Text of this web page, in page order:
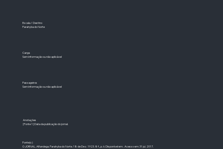
Escala / Destino
Parahyba do Norte
Carga
Sem informação ou não aplicável
Passageiros
Sem informação ou não aplicável
Anotações
[Fonte 1] Data da publicação do jornal.
Fonte(s)
O JORNAL. Alfandega. Parahyba do Norte. 18 de Dez. 1923. 8 f., p. 6. Disponível em: . Acesso em: 31 jul. 2017.